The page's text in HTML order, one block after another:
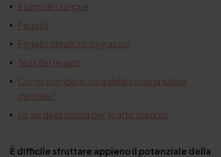
Esami del sangue
Fegato
Fegato steatotico (grasso)
Test del fegato
Come prendersi cura della propria salute
mentale?
Le vie della nonna per le articolazioni
È difficile sfruttare appieno il potenziale della